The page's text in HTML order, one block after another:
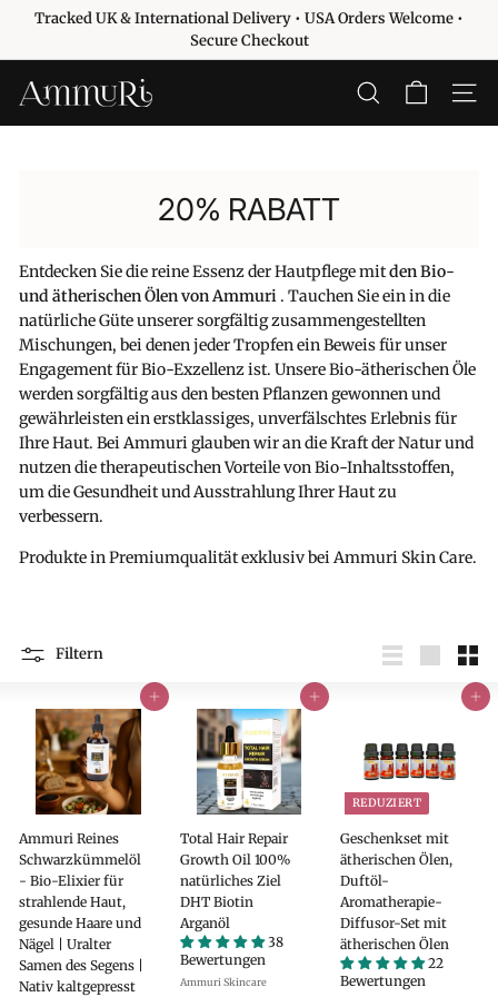
Direkt
Pause
Diashow
Tracked UK & International Delivery • USA Orders Welcome •
Secure Checkout
A
m
S
k
i
n
c
a
r
e
SUCHE
20% RABATT
Entdecken Sie die reine Essenz der Hautpflege mitden Bio-
und ätherischen Ölen von Ammuri . Tauchen Sie ein in die
natürliche Güte unserer sorgfältig zusammengestellten
Mischungen, bei denen jeder Tropfen ein Beweis für unser
Engagement für Bio-Exzellenz ist. Unsere Bio-ätherischen Öle
werden sorgfältig aus den besten Pflanzen gewonnen und
gewährleisten ein erstklassiges, unverfälschtes Erlebnis für
Ihre Haut. Bei Ammuri glauben wir an die Kraft der Natur und
nutzen die therapeutischen Vorteile von Bio-Inhaltsstoffen,
um die Gesundheit und Ausstrahlung Ihrer Haut zu
verbessern.
Produkte in Premiumqualität exklusiv bei Ammuri Skin Care.
Filtern
In den Einkaufswagen legen
Ammuri Reines
Schwarzkümmelöl
- Bio-Elixier für
strahlende Haut,
gesunde Haare und
Nägel | Uralter
Samen des Segens |
Nativ kaltgepresst
In den Einkaufswagen legen
Total Hair Repair
Growth Oil 100%
natürliches Ziel
DHT Biotin
Arganöl
38
Bewertungen
Ammuri Skincare
In den Einkaufswagen legen
REDUZIERT
Geschenkset mit
ätherischen Ölen,
Duftöl-
Aromatherapie-
Diffusor-Set mit
ätherischen Ölen
22
Bewertungen